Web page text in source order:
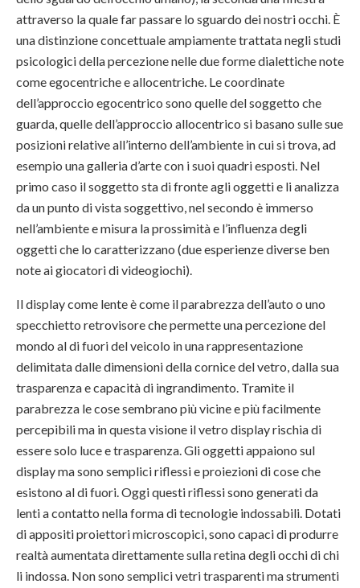
attraverso la quale far passare lo sguardo dei nostri occhi. È
una distinzione concettuale ampiamente trattata negli studi
psicologici della percezione nelle due forme dialettiche note
come egocentriche e allocentriche. Le coordinate
dell’approccio egocentrico sono quelle del soggetto che
guarda, quelle dell’approccio allocentrico si basano sulle sue
posizioni relative all’interno dell’ambiente in cui si trova, ad
esempio una galleria d’arte con i suoi quadri esposti. Nel
primo caso il soggetto sta di fronte agli oggetti e li analizza
da un punto di vista soggettivo, nel secondo è immerso
nell’ambiente e misura la prossimità e l’influenza degli
oggetti che lo caratterizzano (due esperienze diverse ben
note ai giocatori di videogiochi).
Il display come lente è come il parabrezza dell’auto o uno
specchietto retrovisore che permette una percezione del
mondo al di fuori del veicolo in una rappresentazione
delimitata dalle dimensioni della cornice del vetro, dalla sua
trasparenza e capacità di ingrandimento. Tramite il
parabrezza le cose sembrano più vicine e più facilmente
percepibili ma in questa visione il vetro display rischia di
essere solo luce e trasparenza. Gli oggetti appaiono sul
display ma sono semplici riflessi e proiezioni di cose che
esistono al di fuori. Oggi questi riflessi sono generati da
lenti a contatto nella forma di tecnologie indossabili. Dotati
di appositi proiettori microscopici, sono capaci di produrre
realtà aumentata direttamente sulla retina degli occhi di chi
li indossa. Non sono semplici vetri trasparenti ma strumenti